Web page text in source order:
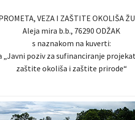
VEZA I ZAŠTITE OKOLIŠA
Aleja mira b.b., 76290 ODŽAK
s naznakom na kuverti:
poziv za sufinanciranje
zaštite okoliša i zaštite prirode“